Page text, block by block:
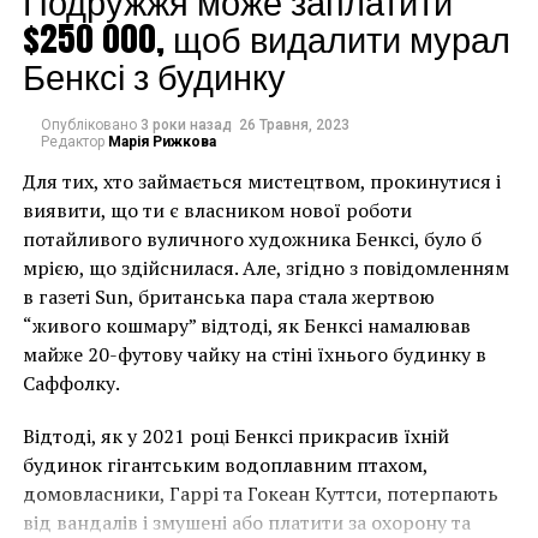
музея посчитала, что будет лучше воссоединить
древнюю статую. В свою очередь, Национальный
музей Камбоджи пообещал отправить в Музей Гиме
постамент X века, который соответствует статуе,
хранящейся в Париже.
$250 000, щоб видалити мурал
Бенксі з будинку
Опубліковано 3 роки назад 26 Травня, 2023
Редактор Марія Рижкова
Для тих, хто займається мистецтвом, прокинутися і
виявити, що ти є власником нової роботи
потайливого вуличного художника Бенксі, було б
мрією, що здійснилася. Але, згідно з повідомленням
в газеті Sun, британська пара стала жертвою
“живого кошмару” відтоді, як Бенксі намалював
майже 20-футову чайку на стіні їхнього будинку в
Саффолку.
Відтоді, як у 2021 році Бенксі прикрасив їхній
будинок гігантським водоплавним птахом,
домовласники, Гаррі та Гокеан Куттси, потерпають
від вандалів і змушені або платити за охорону та